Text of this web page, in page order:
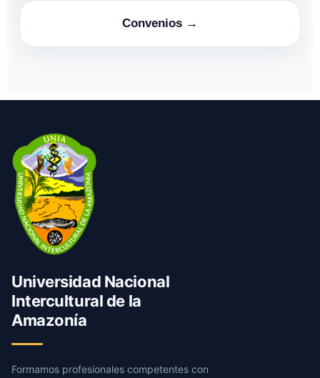
Convenios →
Universidad Nacional
Intercultural de la
Amazonía
Formamos profesionales competentes con